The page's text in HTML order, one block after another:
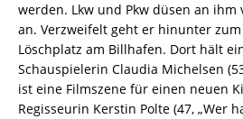
werden. Lkw und Pkw düsen an
an. Verzweifelt geht er hinunter
Löschplatz am Billhafen. Dort hält
Schauspielerin Claudia Michelsen
ist eine Filmszene für einen neuen
Regisseurin Kerstin Polte (47, „Wer